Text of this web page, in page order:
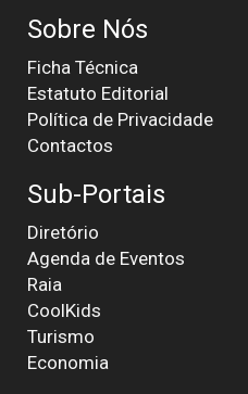
Sobre Nós
Ficha Técnica
Estatuto Editorial
Política de Privacidade
Contactos
Sub-Portais
Diretório
Agenda de Eventos
Raia
CoolKids
Turismo
Economia